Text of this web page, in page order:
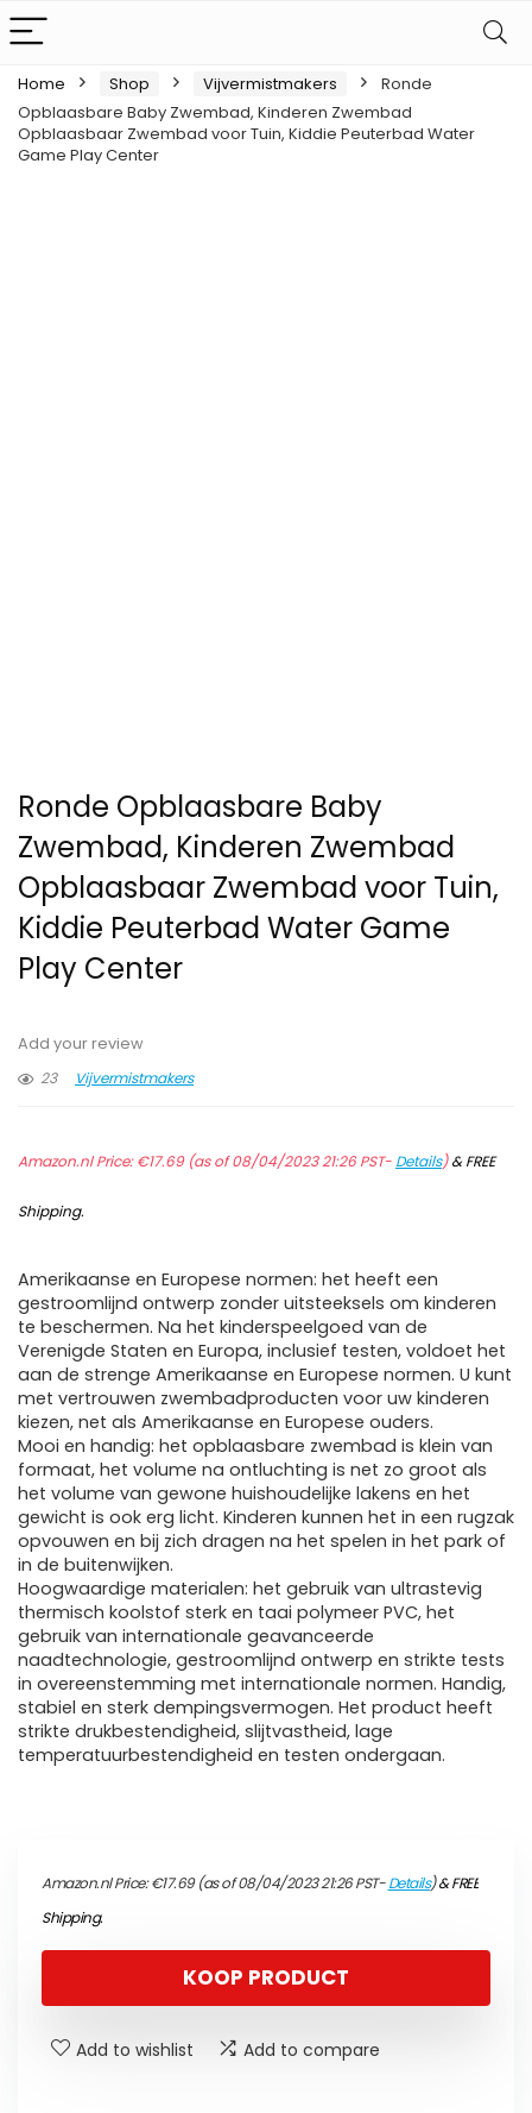
Home Shop Vijvermistmakers
Ronde
Opblaasbare Baby Zwembad, Kinderen Zwembad
Opblaasbaar Zwembad voor Tuin, Kiddie Peuterbad Water
Game Play Center
Ronde Opblaasbare Baby
Zwembad, Kinderen Zwembad
Opblaasbaar Zwembad voor Tuin,
Kiddie Peuterbad Water Game
Play Center
Add your review
23
Vijvermistmakers
Amazon.nl Price:€17.69(as of 08/04/2023 21:26 PST- Details)&FREE
Shipping.
Amerikaanse en Europese normen: het heeft een
gestroomlijnd ontwerp zonder uitsteeksels om kinderen
te beschermen. Na het kinderspeelgoed van de
Verenigde Staten en Europa, inclusief testen, voldoet het
aan de strenge Amerikaanse en Europese normen. U kunt
met vertrouwen zwembadproducten voor uw kinderen
kiezen, net als Amerikaanse en Europese ouders.
Mooi en handig: het opblaasbare zwembad is klein van
formaat, het volume na ontluchting is net zo groot als
het volume van gewone huishoudelijke lakens en het
gewicht is ook erg licht. Kinderen kunnen het in een rugzak
opvouwen en bij zich dragen na het spelen in het park of
in de buitenwijken.
Hoogwaardige materialen: het gebruik van ultrastevig
thermisch koolstof sterk en taai polymeer PVC, het
gebruik van internationale geavanceerde
naadtechnologie, gestroomlijnd ontwerp en strikte tests
in overeenstemming met internationale normen. Handig,
stabiel en sterk dempingsvermogen. Het product heeft
strikte drukbestendigheid, slijtvastheid, lage
temperatuurbestendigheid en testen ondergaan.
Amazon.nl Price:€17.69(as of 08/04/2023 21:26 PST-Details)&FREE
Shipping.
KOOP PRODUCT
Add to wishlist Add to compare